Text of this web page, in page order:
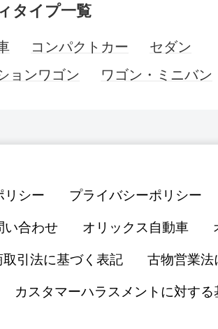
タイプ一覧
コンパクトカー
セダン
ョンワゴン
ワゴン・ミニバン
リシー プライバシーポリシー
い合わせ オリックス自動車
取引法に基づく表記 古物営業法
カスタマーハラスメントに対する